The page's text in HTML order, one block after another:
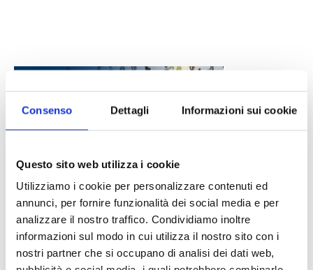
Consenso Dettagli Informazioni sui cookie
Questo sito web utilizza i cookie
Utilizziamo i cookie per personalizzare contenuti ed
annunci, per fornire funzionalità dei social media e per
analizzare il nostro traffico. Condividiamo inoltre
informazioni sul modo in cui utilizza il nostro sito con i
nostri partner che si occupano di analisi dei dati web,
DALLE AZIENDENotizie sponsorizzate
Prima Assicurazioni: grande
partecipazione alla Convention degli
intermediari partner 2026
1 Luglio 2026